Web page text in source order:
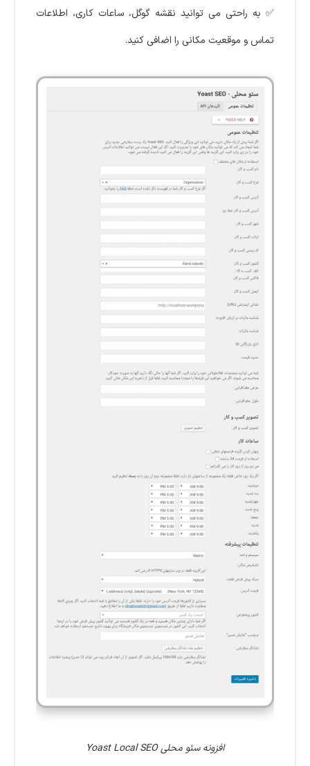
✅ به راحتی می توانید نقشه گوگل، ساعات کاری، اطلاعات
تماس و موقعیت مکانی را اضافی کنید.
افزونه سئو محلی Yoast Local SEO